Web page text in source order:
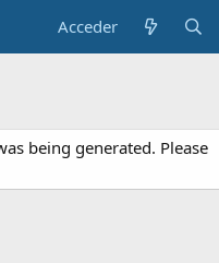
Acceder
being generated. Please